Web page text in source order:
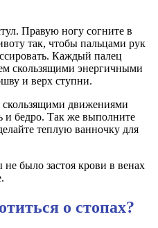
Правую ногу согните в
так, чтобы пальцами рук
Каждый палец
скользящими энергичными
и верх ступни.
движениями
и бедро. Так же выполните
теплую ванночку для
было застоя крови в венах
о стопах?